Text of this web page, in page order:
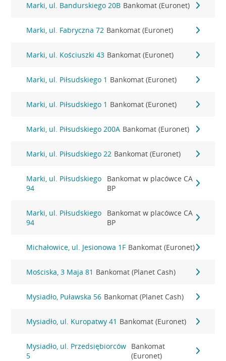
Marki, ul. Bandurskiego 20B Bankomat (Euronet)
Marki, ul. Fabryczna 72 Bankomat (Euronet)
Marki, ul. Kościuszki 43 Bankomat (Euronet)
Marki, ul. Piłsudskiego 1 Bankomat (Euronet)
Marki, ul. Piłsudskiego 1 Bankomat (Euronet)
Marki, ul. Piłsudskiego 200A Bankomat (Euronet)
Marki, ul. Piłsudskiego 22 Bankomat (Euronet)
Marki, ul. Piłsudskiego
94
Bankomat w placówce CA
BP
Marki, ul. Piłsudskiego
94
Bankomat w placówce CA
BP
Michałowice, ul. Jesionowa 1F Bankomat (Euronet)
Mościska, 3 Maja 81 Bankomat (Planet Cash)
Mysiadło, Puławska 56 Bankomat (Planet Cash)
Mysiadło, ul. Kuropatwy 41 Bankomat (Euronet)
Mysiadło, ul. Przedsiębiorców
5
Bankomat
(Euronet)